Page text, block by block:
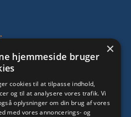
×
hjemmeside bruger
cookies til at tilpasse indhold,
og til at analysere vores trafik. Vi
oplysninger om din brug af vores
med vores annoncerings- og